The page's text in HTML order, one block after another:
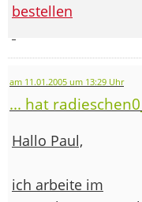
bestellen
am 11.01.2005 um 13:29 Uhr
... hat
Hallo Paul,
ich arbeite im